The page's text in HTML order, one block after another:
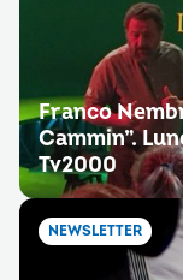
Franco
Cammin”.
Tv2000
NEWSLETTER